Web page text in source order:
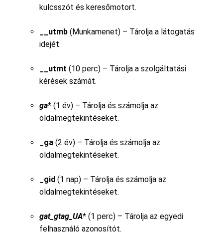
kulcsszót és keresőmotort.
__utmb (Munkamenet) – Tárolja a látogatás
idejét.
__utmt (10 perc) – Tárolja a szolgáltatási
kérések számát.
ga* (1 év) – Tárolja és számolja az
oldalmegtekintéseket.
_ga (2 év) – Tárolja és számolja az
oldalmegtekintéseket.
_gid (1 nap) – Tárolja és számolja az
oldalmegtekintéseket.
gat_gtag_UA* (1 perc) – Tárolja az egyedi
felhasználó azonosítót.